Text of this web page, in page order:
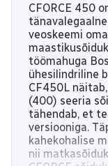
CFORCE 450
veoskeemi
töömahuga
ühesilindriline
CF450L
(400) seeria
tähendab, et
versiooniga.
kahekohalise
nii